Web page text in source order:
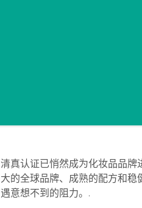
清真认证已悄然成为化妆品品
大的全球品牌、成熟的配方和
遇意想不到的阻力。.